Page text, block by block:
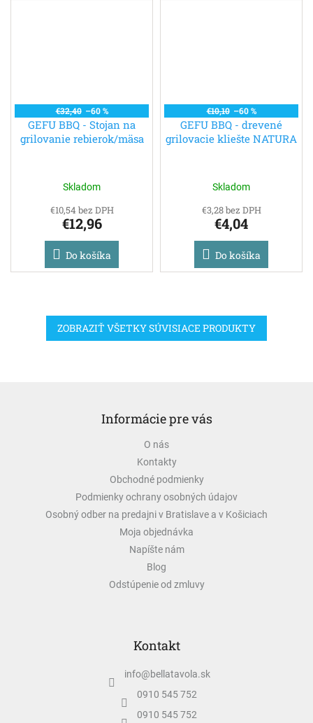
€32,40 –60 %
GEFU BBQ - Stojan na
grilovanie rebierok/mäsa
Skladom
€10,54 bez DPH
€12,96
Do košíka
€10,10 –60 %
GEFU BBQ - drevené
grilovacie kliešte NATURA
Skladom
€3,28 bez DPH
€4,04
Do košíka
ZOBRAZIŤ VŠETKY SÚVISIACE PRODUKTY
Informácie pre vás
O nás
Kontakty
Obchodné podmienky
Podmienky ochrany osobných údajov
Osobný odber na predajni v Bratislave a v Košiciach
Moja objednávka
Napíšte nám
Blog
Odstúpenie od zmluvy
Kontakt
info@bellatavola.sk
0910 545 752
0910 545 752